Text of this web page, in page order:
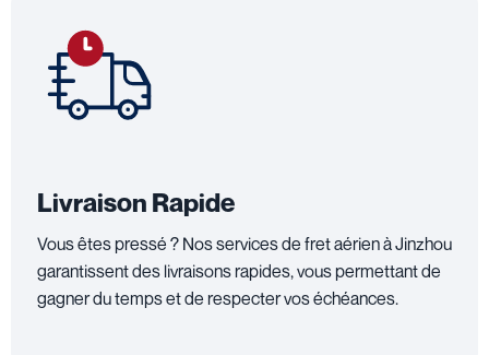
Livraison Rapide
Vous êtes pressé ? Nos services de fret aérien à Jinzhou
garantissent des livraisons rapides, vous permettant de
gagner du temps et de respecter vos échéances.